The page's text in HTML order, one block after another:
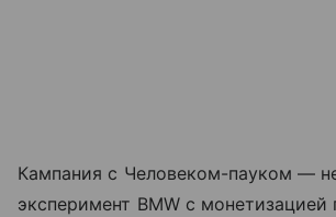
Кампания с Человеком-пауком —
эксперимент BMW с